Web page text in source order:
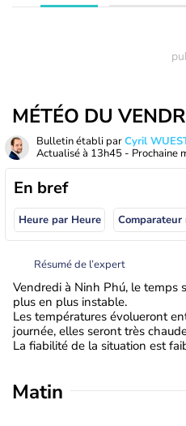
MÉTÉO DU
Bulletin établi parCyril
Actualisé à 13h45 - Prochaine
En bref
Heure par Heure Comparateur
Résumé de l’expert
Vendredi à Ninh Phú, le temps
plus en plus instable.
Les températures évolueront
journée, elles seront très
La fiabilité de la situation est
Matin